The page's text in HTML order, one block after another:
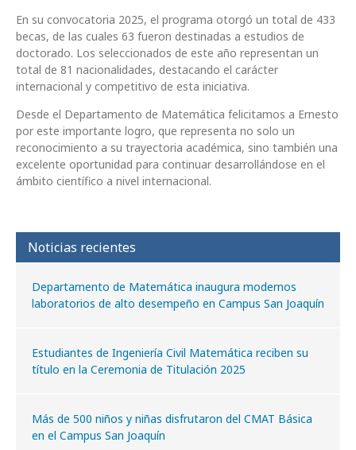
En su convocatoria 2025, el programa otorgó un total de 433
becas, de las cuales 63 fueron destinadas a estudios de
doctorado. Los seleccionados de este año representan un
total de 81 nacionalidades, destacando el carácter
internacional y competitivo de esta iniciativa.
Desde el Departamento de Matemática felicitamos a Ernesto
por este importante logro, que representa no solo un
reconocimiento a su trayectoria académica, sino también una
excelente oportunidad para continuar desarrollándose en el
ámbito científico a nivel internacional.
Noticias recientes
Departamento de Matemática inaugura modernos
laboratorios de alto desempeño en Campus San Joaquín
Estudiantes de Ingeniería Civil Matemática reciben su
título en la Ceremonia de Titulación 2025
Más de 500 niños y niñas disfrutaron del CMAT Básica
en el Campus San Joaquín